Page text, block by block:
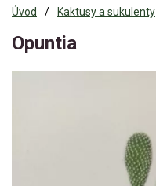
Úvod Kaktusy a sukulenty
Opuntia